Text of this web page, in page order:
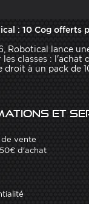
: 10 Cog offerts
Robotical lance
classes : l'achat
à un pack de 10
et
de vente
d'achat